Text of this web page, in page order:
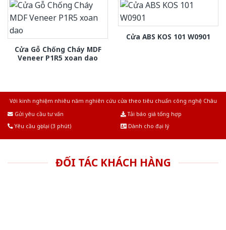
Cửa Gỗ Chống Cháy MDF
Veneer P1R5 xoan dao
Cửa ABS KOS 101 W0901
Với kinh nghiệm nhiêu năm nghiên cứu cửa theo tiêu chuẩn công nghệ Châu
Gửi yêu cầu tư vấn
Tải báo giá tổng hợp
Yêu cầu gọi lại (3 phút)
Dành cho đại lý
ĐỐI TÁC KHÁCH HÀNG